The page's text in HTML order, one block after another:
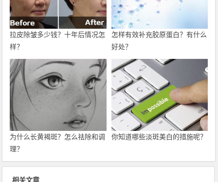
拉皮除皱多少钱？十年后情况怎
样？
怎样有效补充胶原蛋白？有什么
好处？
为什么长黄褐斑？怎么祛除和调
理？
你知道哪些淡斑美白的措施呢？
相关文章